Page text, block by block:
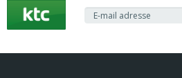
hovedindhold